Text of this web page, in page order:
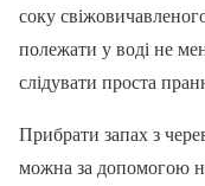
соку
полежати у воді не
слідувати проста
Прибрати запах з
можна за допомогою